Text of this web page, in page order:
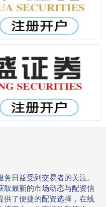
日益受到交易者的关注。
取最新的市场动态与配资信
供了便捷的配资选择，在线